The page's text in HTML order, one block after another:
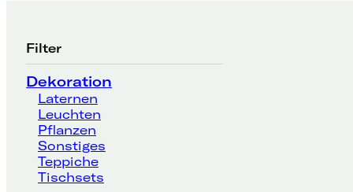
Filter
Dekoration
Laternen
Leuchten
Pflanzen
Sonstiges
Teppiche
Tischsets